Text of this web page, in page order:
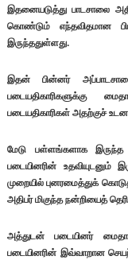
இதனையடுத்து பாடசாலை
கொண்டும் எந்தவிதமான
இருந்ததுள்ளது.
இதன் பின்னர்
படையதிகாரிகளுக்கு
படையதிகாரிகள் அதற்குச்
மேடு பள்ளங்களாக
படையினரின் உதவியுடனும்
முறையில் புனரமைத்துக்
அதிபர் மிகுந்த நன்றியைத்
அத்துடன் படையினர்
படையினரின் இவ்வாறான